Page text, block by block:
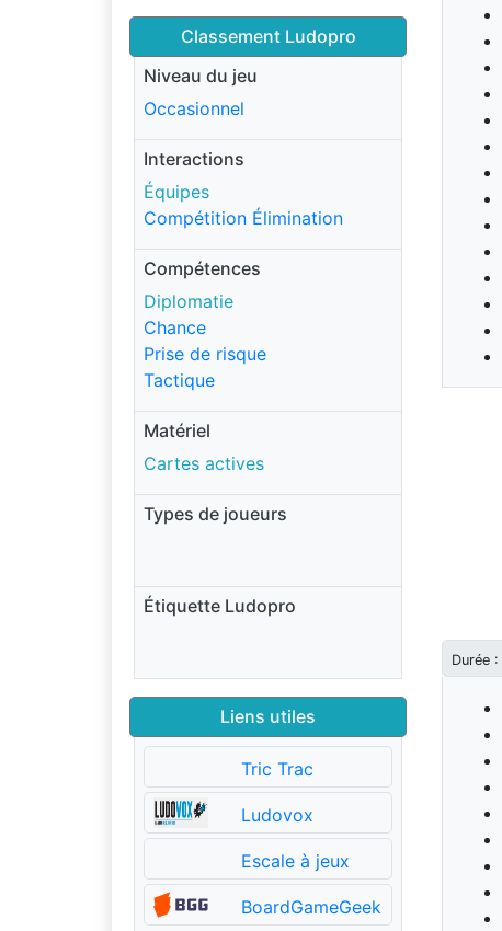
Classement Ludopro
Niveau du jeu
Occasionnel
Interactions
Équipes
Compétition Élimination
Compétences
Diplomatie
Chance
Prise de risque
Tactique
Matériel
Cartes actives
Types de joueurs
Étiquette Ludopro
Liens utiles
Tric Trac
Ludovox
Escale à jeux
BoardGameGeek
Durée :